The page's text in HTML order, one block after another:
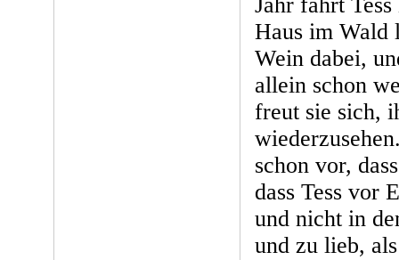
Jahr fährt
Haus im Wald
Wein dabei,
allein schon
freut sie sich,
schon vor,
dass Tess vor
und nicht in
und zu lieb,